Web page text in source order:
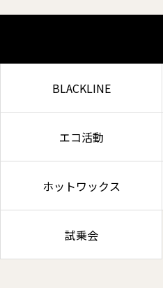
BLACKLINE
エコ活動
ホットワックス
試乗会